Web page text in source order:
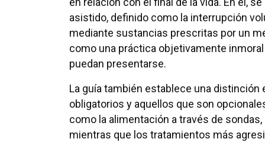
asistido, definido como la interrupción
mediante sustancias prescritas por un
como una práctica objetivamente
puedan presentarse.
La guía también establece una
obligatorios y aquellos que son
como la alimentación a través de
mientras que los tratamientos más